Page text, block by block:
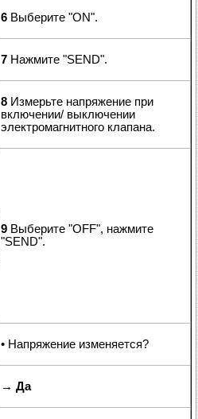
6 Выберите "ON".
7 Нажмите "SEND".
8 Измерьте напряжение при
включении/ выключении
электромагнитного клапана.
9 Выберите "OFF", нажмите
"SEND".
• Напряжение изменяется?
→ Да